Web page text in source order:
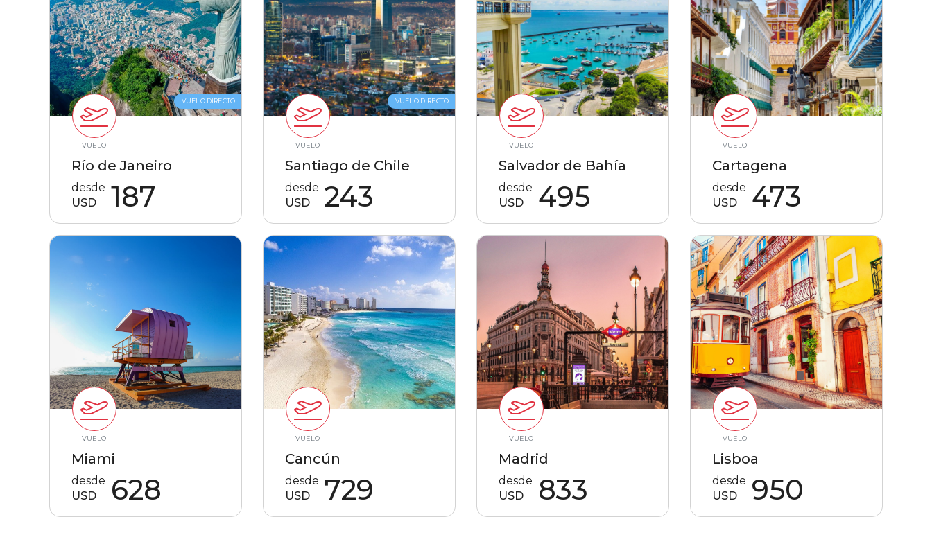
VUELO
VUELO DIRECTO
Río de Janeiro
desde
USD
187
VUELO
VUELO DIRECTO
Santiago de Chile
desde
USD
243
VUELO
Salvador de Bahía
desde
USD
495
VUELO
Cartagena
desde
USD
473
VUELO
Miami
desde
USD
628
VUELO
Cancún
desde
USD
729
VUELO
Madrid
desde
USD
833
VUELO
Lisboa
desde
USD
950